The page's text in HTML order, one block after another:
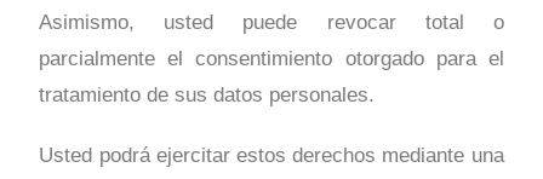
Asimismo, usted puede revocar total o
parcialmente el consentimiento otorgado para el
tratamiento de sus datos personales.
Usted podrá ejercitar estos derechos mediante una